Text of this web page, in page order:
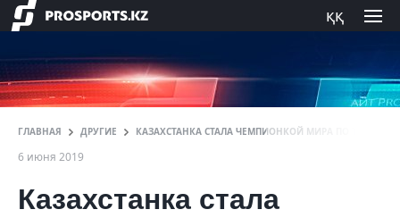
ққ
ГЛАВНАЯ ДРУГИЕ КАЗАХСТАНКА СТАЛА ЧЕМПИОНКОЙ МИРА ПО
6 июня 2019
Казахстанка стала